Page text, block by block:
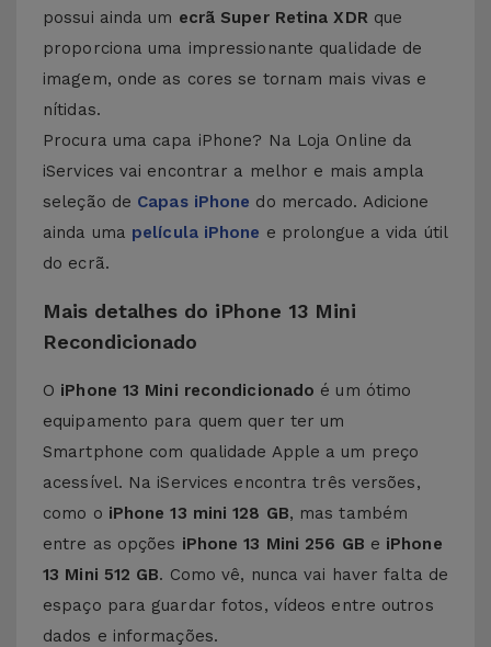
possui ainda um ecrã Super Retina XDRque
proporciona uma impressionante qualidade de
imagem, onde as cores se tornam mais vivas e
nítidas.
Procura uma capa iPhone? Na Loja Online da
iServices vai encontrar a melhor e mais ampla
seleção de Capas iPhone do mercado. Adicione
ainda uma película iPhone e prolongue a vida útil
do ecrã.
Mais detalhes do iPhone 13 Mini
Recondicionado
O iPhone 13 Mini recondicionado é um ótimo
equipamento para quem quer ter um
Smartphone com qualidade Apple a um preço
acessível. Na iServices encontra três versões,
como o iPhone 13 mini 128 GB, mas também
entre as opções iPhone 13 Mini 256 GB e iPhone
13 Mini 512 GB. Como vê, nunca vai haver falta de
espaço para guardar fotos, vídeos entre outros
dados e informações.